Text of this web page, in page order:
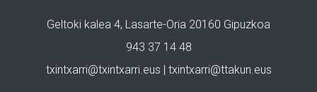
Geltoki kalea 4, Lasarte-Oria 20160 Gipuzkoa
943 37 14 48
txintxarri@txintxarri.eus | txintxarri@ttakun.eus